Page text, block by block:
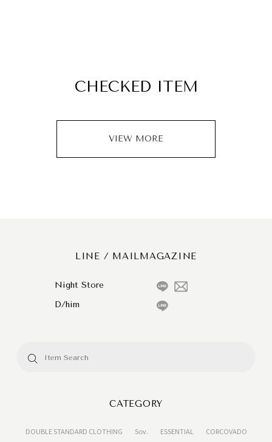
CHECKED ITEM
VIEW MORE
LINE / MAILMAGAZINE
Night Store
D/him
CATEGORY
DOUBLE STANDARD CLOTHING Sov. ESSENTIAL
CORCOVADO